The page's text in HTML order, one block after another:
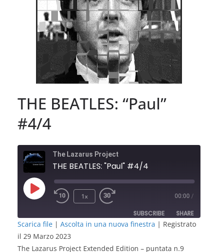
THE BEATLES: “Paul”
#4/4
The Lazarus Project
THE BEATLES: "Paul" #4/4
Play
1x 00:00 /
SUBSCRIBE SHARE
RSS FEED
SHARE
Scarica file | Ascolta in una nuova finestra | Registrato
il 29 Marzo 2023
The Lazarus Project Extended Edition – puntata n.9